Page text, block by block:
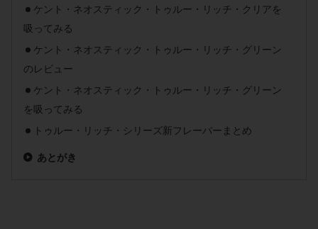
ケント・ネオスティック・トゥルー・リッチ・クリアを
吸ってみる
ケント・ネオスティック・トゥルー・リッチ・グリーン
のレビュー
ケント・ネオスティック・トゥルー・リッチ・グリーン
を吸ってみる
トゥルー・リッチ・シリーズ新フレーバーまとめ
あとがき